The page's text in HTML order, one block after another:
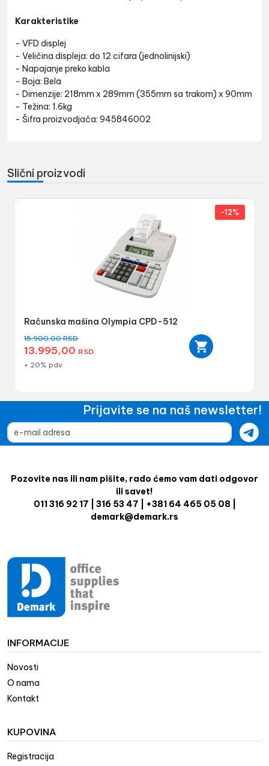
Karakteristike
- VFD displej
- Veličina displeja: do 12 cifara (jednolinijski)
- Napajanje preko kabla
- Boja: Bela
- Dimenzije: 218mm x 289mm (355mm sa trakom) x 90mm
- Težina: 1.6kg
- Šifra proizvodjača: 945846002
Slični proizvodi
Računska mašina Olympia CPD-512
15.900,00RSD
13.995,00 RSD
-12%
+ 20% pdv
Prijavite se na naš newsletter!
Pozovite nas ili nam pišite, rado ćemo vam dati odgovor
ili savet!
011 316 92 17 | 316 53 47 | +381 64 465 05 08 |
demark@demark.rs
INFORMACIJE
Novosti
O nama
Kontakt
KUPOVINA
Registracija